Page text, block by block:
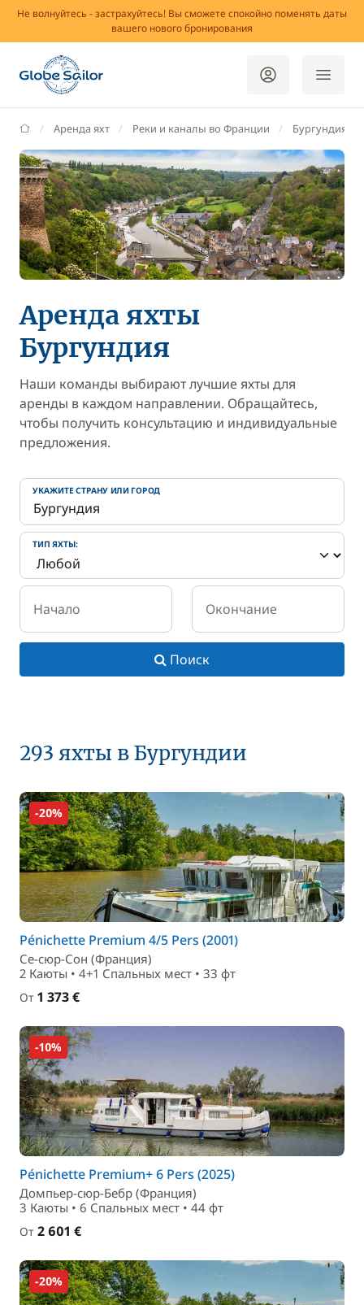
Не волнуйтесь - застрахуйтесь! Вы сможете спокойно поменять даты
вашего нового бронирования
GlobeSailor
Аренда яхт Реки и каналы во Франции Бургундия
Аренда яхты
Бургундия
Наши команды выбирают лучшие яхты для
аренды в каждом направлении. Обращайтесь,
чтобы получить консультацию и индивидуальные
предложения.
УКАЖИТЕ СТРАНУ ИЛИ ГОРОД
ТИП ЯХТЫ:
Начало Окончание
Поиск
293 яхты в Бургундии
-20%
Pénichette Premium 4/5 Pers (2001)
Се-сюр-Сон (Франция)
2 Каюты • 4+1 Спальныx мест • 33 фт
От 1 373 €
-10%
Pénichette Premium+ 6 Pers (2025)
Домпьер-сюр-Бебр (Франция)
3 Каюты • 6 Спальныx мест • 44 фт
От 2 601 €
-20%